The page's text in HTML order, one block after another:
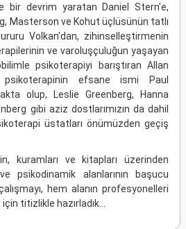
bir devrim yaratan Daniel Stern'e,
Masterson ve Kohut üçlüsünün tatlı
Volkan'dan, zihinselleştirmenin
ve varoluşçuluğun yaşayan
psikoterapiyi barıştıran Allan
psikoterapinin efsane ismi Paul
olup, Leslie Greenberg, Hanna
gibi aziz dostlarımızın da dahil
üstatları önümüzden geçiş
kuramları ve kitapları üzerinden
psikodinamik alanlarının başucu
hem alanın profesyonelleri
titizlikle hazırladık...